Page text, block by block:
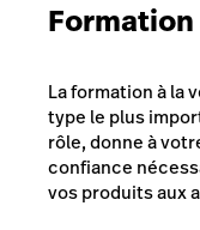
La formation à la
type le plus
rôle, donne à
confiance
vos produits aux